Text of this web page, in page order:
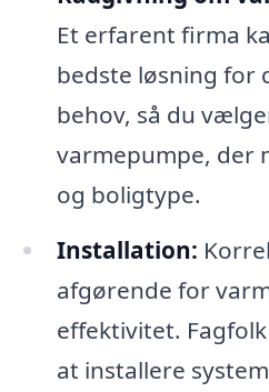
Et erfarent firma
bedste løsning for
behov, så du
varmepumpe, der
og boligtype.
Installation:
afgørende for
effektivitet.
at installere